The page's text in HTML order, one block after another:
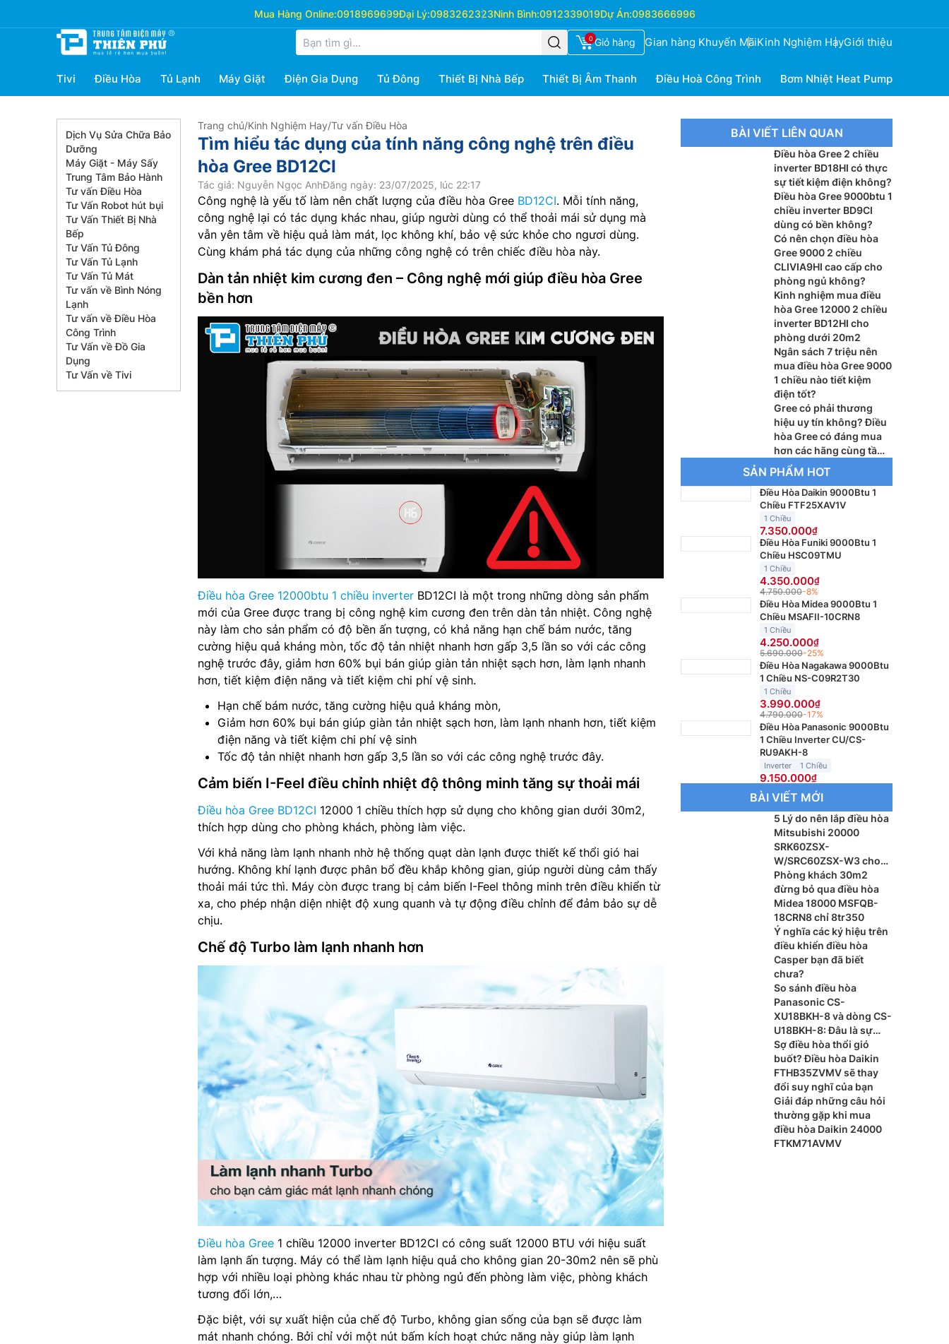
Mua Hàng Online:0918969699Đại Lý:0983262323Ninh Bình:0912339019Dự Án:0983666996
0 Giỏ hàng Gian hàng Khuyến MãiKinh Nghiệm HayGiới thiệu
Tivi Điều Hòa Tủ Lạnh Máy Giặt Điện Gia Dụng Tủ Đông Thiết Bị Nhà Bếp Thiết Bị Âm Thanh Điều Hoà Công Trình Bơm Nhiệt Heat Pump
Dịch Vụ Sửa Chữa Bảo
Dưỡng
Máy Giặt - Máy Sấy
Trung Tâm Bảo Hành
Tư vấn Điều Hòa
Tư Vấn Robot hút bụi
Tư Vấn Thiết Bị Nhà
Bếp
Tư Vấn Tủ Đông
Tư Vấn Tủ Lạnh
Tư Vấn Tủ Mát
Tư vấn về Bình Nóng
Lạnh
Tư vấn về Điều Hòa
Công Trình
Tư Vấn về Đồ Gia
Dụng
Tư Vấn về Tivi
Trang chủ/Kinh Nghiệm Hay/Tư vấn Điều Hòa
Tìm hiểu tác dụng của tính năng công nghệ trên điều
hòa Gree BD12CI
Tác giả: Nguyễn Ngọc AnhĐăng ngày: 23/07/2025, lúc 22:17
Công nghệ là yếu tố làm nên chất lượng của điều hòa Gree BD12CI. Mỗi tính năng,
công nghệ lại có tác dụng khác nhau, giúp người dùng có thể thoải mái sử dụng mà
vẫn yên tâm về hiệu quả làm mát, lọc không khí, bảo vệ sức khỏe cho ngươi dùng.
Cùng khám phá tác dụng của những công nghệ có trên chiếc điều hòa này.
Dàn tản nhiệt kim cương đen – Công nghệ mới giúp điều hòa Gree
bền hơn
Điều hòa Gree 12000btu 1 chiều inverter BD12CI là một trong những dòng sản phẩm
mới của Gree được trang bị công nghệ kim cương đen trên dàn tản nhiệt. Công nghệ
này làm cho sản phẩm có độ bền ấn tượng, có khả năng hạn chế bám nước, tăng
cường hiệu quả kháng mòn, tốc độ tản nhiệt nhanh hơn gấp 3,5 lần so với các công
nghệ trước đây, giảm hơn 60% bụi bán giúp giàn tản nhiệt sạch hơn, làm lạnh nhanh
hơn, tiết kiệm điện năng và tiết kiệm chi phí vệ sinh.
Hạn chế bám nước, tăng cường hiệu quả kháng mòn,
Giảm hơn 60% bụi bán giúp giàn tản nhiệt sạch hơn, làm lạnh nhanh hơn, tiết kiệm
điện năng và tiết kiệm chi phí vệ sinh
Tốc độ tản nhiệt nhanh hơn gấp 3,5 lần so với các công nghệ trước đây.
Cảm biến I-Feel điều chỉnh nhiệt độ thông minh tăng sự thoải mái
Điều hòa Gree BD12CI 12000 1 chiều thích hợp sử dụng cho không gian dưới 30m2,
thích hợp dùng cho phòng khách, phòng làm việc.
Với khả năng làm lạnh nhanh nhờ hệ thống quạt dàn lạnh được thiết kế thổi gió hai
hướng. Không khí lạnh được phân bổ đều khắp không gian, giúp người dùng cảm thấy
thoải mái tức thì. Máy còn được trang bị cảm biến I-Feel thông minh trên điều khiển từ
xa, cho phép nhận diện nhiệt độ xung quanh và tự động điều chỉnh để đảm bảo sự dễ
chịu.
Chế độ Turbo làm lạnh nhanh hơn
Điều hòa Gree 1 chiều 12000 inverter BD12CI có công suất 12000 BTU với hiệu suất
làm lạnh ấn tượng. Máy có thể làm lạnh hiệu quả cho không gian 20-30m2 nên sẽ phù
hợp với nhiều loại phòng khác nhau từ phòng ngủ đến phòng làm việc, phòng khách
tương đối lớn,…
Đặc biệt, với sự xuất hiện của chế độ Turbo, không gian sống của bạn sẽ được làm
mát nhanh chóng. Bởi chỉ với một nút bấm kích hoạt chức năng này giúp làm lạnh
BÀI VIẾT LIÊN QUAN
Điều hòa Gree 2 chiều
inverter BD18HI có thực
sự tiết kiệm điện không?
Điều hòa Gree 9000btu 1
chiều inverter BD9CI
dùng có bền không?
Có nên chọn điều hòa
Gree 9000 2 chiều
CLIVIA9HI cao cấp cho
phòng ngủ không?
Kinh nghiệm mua điều
hòa Gree 12000 2 chiều
inverter BD12HI cho
phòng dưới 20m2
Ngân sách 7 triệu nên
mua điều hòa Gree 9000
1 chiều nào tiết kiệm
điện tốt?
Gree có phải thương
hiệu uy tín không? Điều
hòa Gree có đáng mua
hơn các hãng cùng tầm
giá?
SẢN PHẨM HOT
Điều Hòa Daikin 9000Btu 1
Chiều FTF25XAV1V
1 Chiều
7.350.000
Điều Hòa Funiki 9000Btu 1
Chiều HSC09TMU
1 Chiều
4.350.000
4.750.000-8%
Điều Hòa Midea 9000Btu 1
Chiều MSAFII-10CRN8
1 Chiều
4.250.000
5.690.000-25%
Điều Hòa Nagakawa 9000Btu
1 Chiều NS-C09R2T30
1 Chiều
3.990.000
4.790.000-17%
Điều Hòa Panasonic 9000Btu
1 Chiều Inverter CU/CS-
RU9AKH-8
Inverter 1 Chiều
9.150.000
BÀI VIẾT MỚI
5 Lý do nên lắp điều hòa
Mitsubishi 20000
SRK60ZSX-
W/SRC60ZSX-W3 cho
phòng khách
Phòng khách 30m2
đừng bỏ qua điều hòa
Midea 18000 MSFQB-
18CRN8 chỉ 8tr350
Ý nghĩa các ký hiệu trên
điều khiển điều hòa
Casper bạn đã biết
chưa?
So sánh điều hòa
Panasonic CS-
XU18BKH-8 và dòng CS-
U18BKH-8: Đâu là sự
khác biệt?
Sợ điều hòa thổi gió
buốt? Điều hòa Daikin
FTHB35ZVMV sẽ thay
đổi suy nghĩ của bạn
Giải đáp những câu hỏi
thường gặp khi mua
điều hòa Daikin 24000
FTKM71AVMV